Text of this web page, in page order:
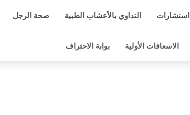
استشارات التداوي بالأعشاب الطبية صحة الرجل
الاسعافات الأولية بوابة الاحتراف